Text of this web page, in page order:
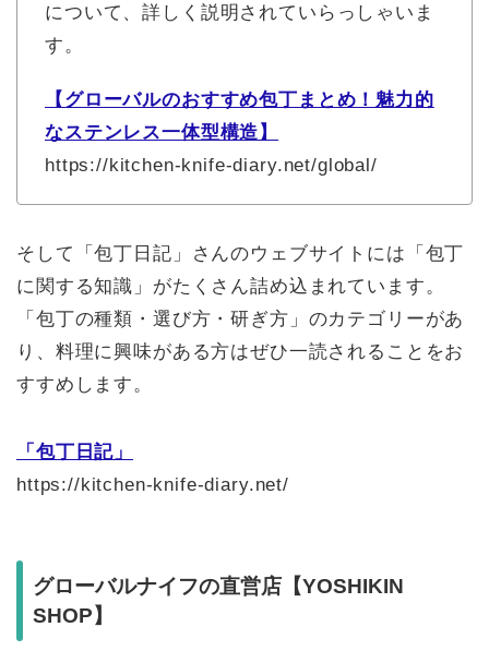
について、詳しく説明されていらっしゃいま
す。
【グローバルのおすすめ包丁まとめ！魅力的
なステンレス一体型構造】
https://kitchen-knife-diary.net/global/
そして「包丁日記」さんのウェブサイトには「包丁
に関する知識」がたくさん詰め込まれています。
「包丁の種類・選び方・研ぎ方」のカテゴリーがあ
り、料理に興味がある方はぜひ一読されることをお
すすめします。
「包丁日記」
https://kitchen-knife-diary.net/
グローバルナイフの直営店【YOSHIKIN
SHOP】